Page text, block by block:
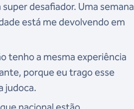
desafiador. Uma semana
está me devolvendo em
tenho a mesma experiência
porque eu trago esse
judoca.